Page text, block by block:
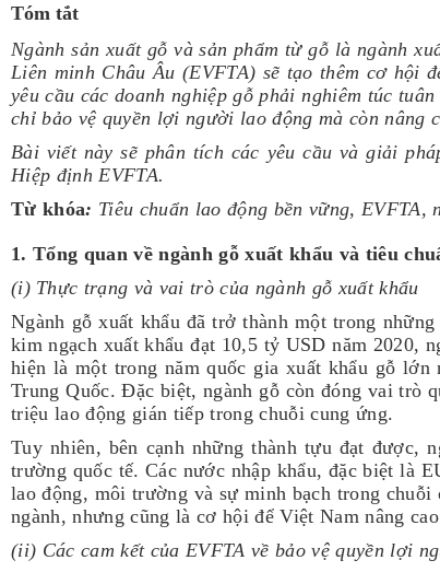
Tóm tắt
Ngành sản xuất gỗ và sản phẩm từ gỗ là ngành
Liên minh Châu Âu (EVFTA) sẽ tạo thêm cơ hội
yêu cầu các doanh nghiệp gỗ phải nghiêm túc
chỉ bảo vệ quyền lợi người lao động mà còn nâng
Bài viết này sẽ phân tích các yêu cầu và giải
Hiệp định EVFTA.
Từ khóa: Tiêu chuẩn lao động bền vững,
1. Tổng quan về ngành gỗ xuất khẩu và tiêu
(i) Thực trạng và vai trò của ngành gỗ xuất khẩu
Ngành gỗ xuất khẩu đã trở thành một trong
kim ngạch xuất khẩu đạt 10,5 tỷ USD năm 2020,
hiện là một trong năm quốc gia xuất khẩu gỗ
Trung Quốc. Đặc biệt, ngành gỗ còn đóng vai trò
triệu lao động gián tiếp trong chuỗi cung ứng.
Tuy nhiên, bên cạnh những thành tựu đạt được,
trường quốc tế. Các nước nhập khẩu, đặc biệt là
lao động, môi trường và sự minh bạch trong
ngành, nhưng cũng là cơ hội để Việt Nam nâng
(ii) Các cam kết của EVFTA về bảo vệ quyền lợi